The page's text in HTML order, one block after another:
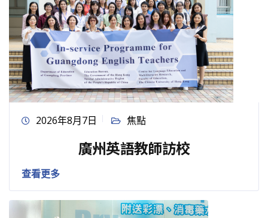
2026年8月7日 焦點
廣州英語教師訪校
查看更多